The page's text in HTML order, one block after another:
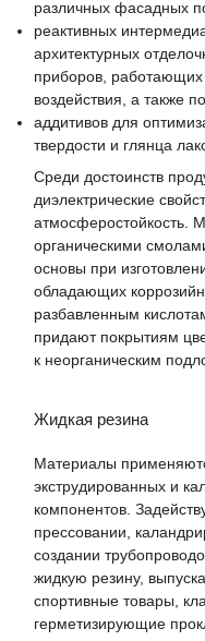
различных фасадных
реактивных
архитектурных
приборов, работающих
воздействия, а также
аддитивов для
твердости и глянца
Среди достоинств
диэлектрические
атмосферостойкость.
органическими
основы при
обладающих
разбавленным
придают покрытиям
к неорганическим
Жидкая резина
Материалы
экструдированных и
компонентов.
прессовании,
создании
жидкую резину,
спортивные товары,
герметизирующие